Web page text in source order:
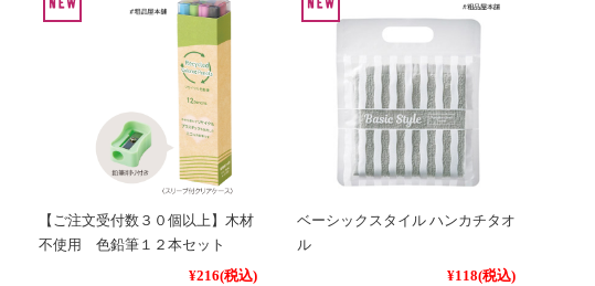
【ご注文受付数３０個以上】木材
不使用 色鉛筆１２本セット
¥216(税込)
ベーシックスタイル ハンカチタオ
ル
¥118(税込)